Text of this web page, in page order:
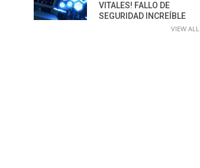
VITALES! FALLO DE
SEGURIDAD INCREÍBLE
VIEW ALL